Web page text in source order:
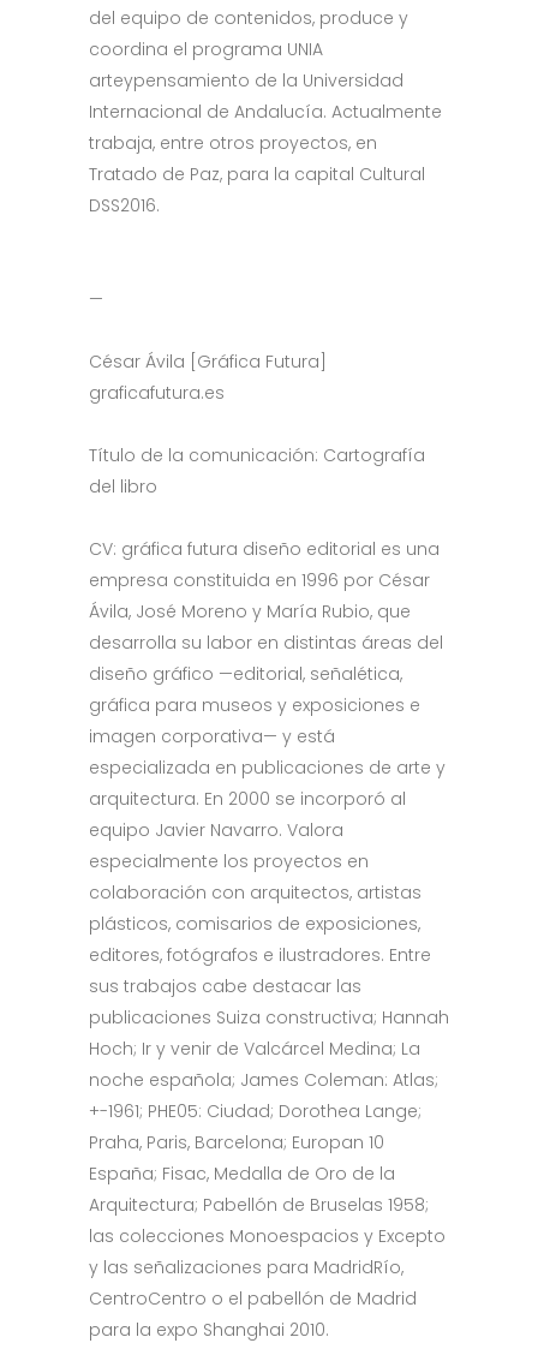
del equipo de contenidos, produce y
coordina el programa UNIA
arteypensamiento de la Universidad
Internacional de Andalucía. Actualmente
trabaja, entre otros proyectos, en
Tratado de Paz, para la capital Cultural
DSS2016.
—
César Ávila [Gráfica Futura]
graficafutura.es
Título de la comunicación: Cartografía
del libro
CV: gráfica futura diseño editorial es una
empresa constituida en 1996 por César
Ávila, José Moreno y María Rubio, que
desarrolla su labor en distintas áreas del
diseño gráfico —editorial, señalética,
gráfica para museos y exposiciones e
imagen corporativa— y está
especializada en publicaciones de arte y
arquitectura. En 2000 se incorporó al
equipo Javier Navarro. Valora
especialmente los proyectos en
colaboración con arquitectos, artistas
plásticos, comisarios de exposiciones,
editores, fotógrafos e ilustradores. Entre
sus trabajos cabe destacar las
publicaciones Suiza constructiva; Hannah
Hoch; Ir y venir de Valcárcel Medina; La
noche española; James Coleman: Atlas;
+-1961; PHE05: Ciudad; Dorothea Lange;
Praha, Paris, Barcelona; Europan 10
España; Fisac, Medalla de Oro de la
Arquitectura; Pabellón de Bruselas 1958;
las colecciones Monoespacios y Excepto
y las señalizaciones para MadridRío,
CentroCentro o el pabellón de Madrid
para la expo Shanghai 2010.